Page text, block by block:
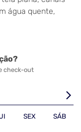
água quente,
check-out
arrow_forward_ios
SEX SÁB